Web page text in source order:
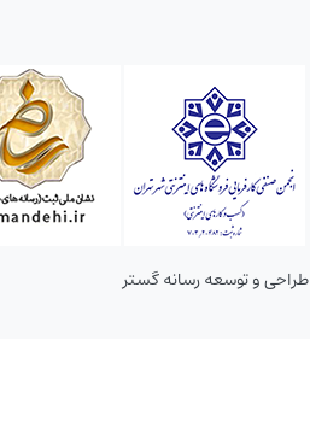
طراحی و توسعه رسانه گستر